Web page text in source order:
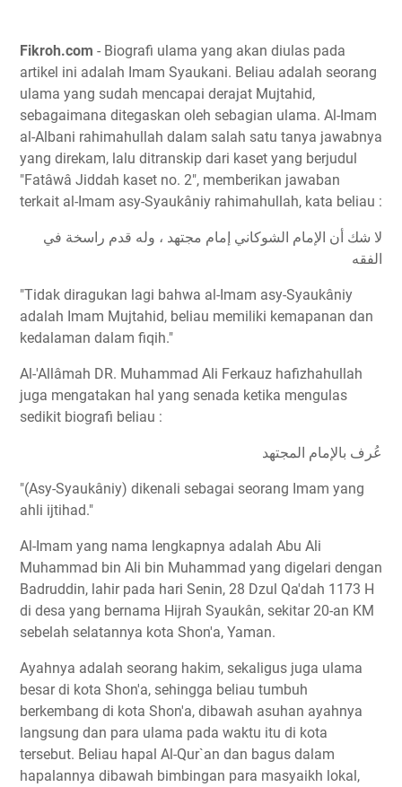
Fikroh.com - Biografi ulama yang akan diulas pada
artikel ini adalah Imam Syaukani. Beliau adalah seorang
ulama yang sudah mencapai derajat Mujtahid,
sebagaimana ditegaskan oleh sebagian ulama. Al-Imam
al-Albani rahimahullah dalam salah satu tanya jawabnya
yang direkam, lalu ditranskip dari kaset yang berjudul
"Fatâwâ Jiddah kaset no. 2", memberikan jawaban
terkait al-Imam asy-Syaukâniy rahimahullah, kata beliau :
الفقه
"Tidak diragukan lagi bahwa al-Imam asy-Syaukâniy
adalah Imam Mujtahid, beliau memiliki kemapanan dan
kedalaman dalam fiqih."
Al-'Allâmah DR. Muhammad Ali Ferkauz hafizhahullah
juga mengatakan hal yang senada ketika mengulas
sedikit biografi beliau :
عُرف بالإمام المجتهد
"(Asy-Syaukâniy) dikenali sebagai seorang Imam yang
ahli ijtihad."
Al-Imam yang nama lengkapnya adalah Abu Ali
Muhammad bin Ali bin Muhammad yang digelari dengan
Badruddin, lahir pada hari Senin, 28 Dzul Qa'dah 1173 H
di desa yang bernama Hijrah Syaukân, sekitar 20-an KM
sebelah selatannya kota Shon'a, Yaman.
Ayahnya adalah seorang hakim, sekaligus juga ulama
besar di kota Shon'a, sehingga beliau tumbuh
berkembang di kota Shon'a, dibawah asuhan ayahnya
langsung dan para ulama pada waktu itu di kota
tersebut. Beliau hapal Al-Qur`an dan bagus dalam
hapalannya dibawah bimbingan para masyaikh lokal,